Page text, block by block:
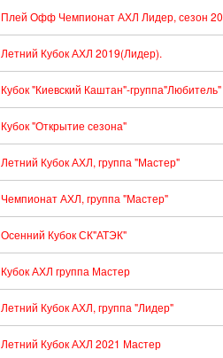
Плей Офф Чемпионат АХЛ Лидер, сезон
Летний Кубок АХЛ 2019(Лидер).
Кубок "Киевский Каштан"-группа"Любитель"
Кубок "Открытие сезона"
Летний Кубок АХЛ, группа "Мастер"
Чемпионат АХЛ, группа "Мастер"
Осенний Кубок СК"АТЭК"
Кубок АХЛ группа Мастер
Летний Кубок АХЛ, группа "Лидер"
Летний Кубок АХЛ 2021 Мастер